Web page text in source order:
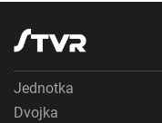
Jednotka
Dvojka